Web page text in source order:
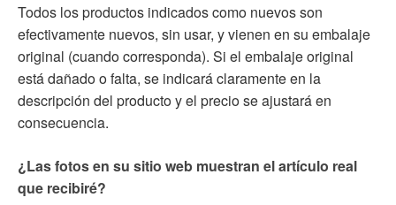
Todos los productos indicados como nuevos son
efectivamente nuevos, sin usar, y vienen en su embalaje
original (cuando corresponda). Si el embalaje original
está dañado o falta, se indicará claramente en la
descripción del producto y el precio se ajustará en
consecuencia.
¿Las fotos en su sitio web muestran el artículo real
que recibiré?